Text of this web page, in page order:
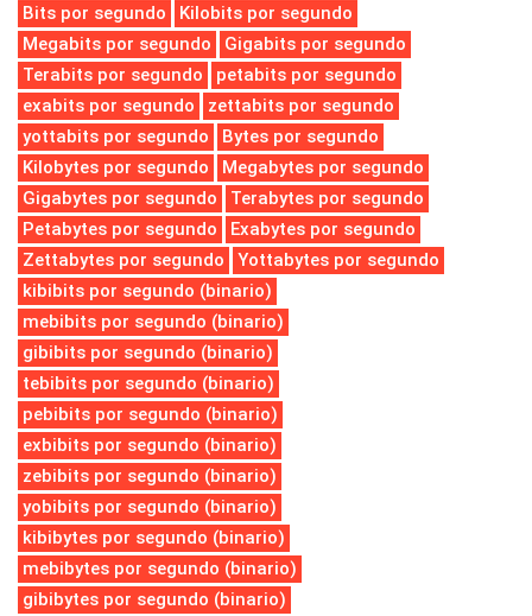
Bits por segundo
Kilobits por segundo
Megabits por segundo
Gigabits por segundo
Terabits por segundo
petabits por segundo
exabits por segundo
zettabits por segundo
yottabits por segundo
Bytes por segundo
Kilobytes por segundo
Megabytes por segundo
Gigabytes por segundo
Terabytes por segundo
Petabytes por segundo
Exabytes por segundo
Zettabytes por segundo
Yottabytes por segundo
kibibits por segundo (binario)
mebibits por segundo (binario)
gibibits por segundo (binario)
tebibits por segundo (binario)
pebibits por segundo (binario)
exbibits por segundo (binario)
zebibits por segundo (binario)
yobibits por segundo (binario)
kibibytes por segundo (binario)
mebibytes por segundo (binario)
gibibytes por segundo (binario)